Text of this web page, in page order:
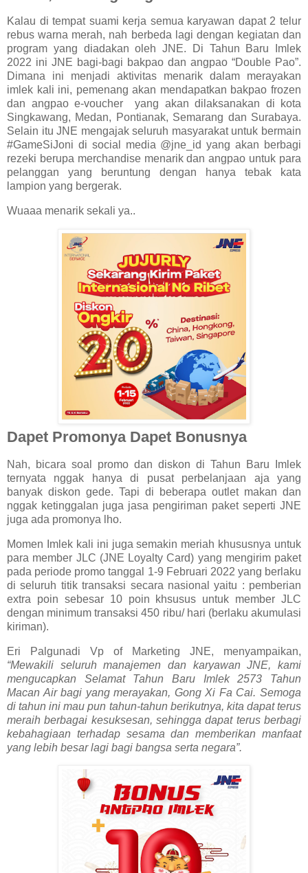
Kalau di tempat suami kerja semua karyawan dapat 2 telur
rebus warna merah, nah berbeda lagi dengan kegiatan dan
program yang diadakan oleh JNE. Di Tahun Baru Imlek
2022 ini JNE bagi-bagi bakpao dan angpao “Double Pao”.
Dimana ini menjadi aktivitas menarik dalam merayakan
imlek kali ini, pemenang akan mendapatkan bakpao frozen
dan angpao e-voucher yang akan dilaksanakan di kota
Singkawang, Medan, Pontianak, Semarang dan Surabaya.
Selain itu JNE mengajak seluruh masyarakat untuk bermain
#GameSiJoni di social media @jne_id yang akan berbagi
rezeki berupa merchandise menarik dan angpao untuk para
pelanggan yang beruntung dengan hanya tebak kata
lampion yang bergerak.
Wuaaa menarik sekali ya..
Dapet Promonya Dapet Bonusnya
Nah, bicara soal promo dan diskon di Tahun Baru Imlek
ternyata nggak hanya di pusat perbelanjaan aja yang
banyak diskon gede. Tapi di beberapa outlet makan dan
nggak ketinggalan juga jasa pengiriman paket seperti JNE
juga ada promonya lho.
Momen Imlek kali ini juga semakin meriah khususnya untuk
para member JLC (JNE Loyalty Card) yang mengirim paket
pada periode promo tanggal 1-9 Februari 2022 yang berlaku
di seluruh titik transaksi secara nasional yaitu : pemberian
extra poin sebesar 10 poin khsusus untuk member JLC
dengan minimum transaksi 450 ribu/ hari (berlaku akumulasi
kiriman).
Eri Palgunadi Vp of Marketing JNE, menyampaikan,
“Mewakili seluruh manajemen dan karyawan JNE, kami
mengucapkan Selamat Tahun Baru Imlek 2573 Tahun
Macan Air bagi yang merayakan, Gong Xi Fa Cai. Semoga
di tahun ini mau pun tahun-tahun berikutnya, kita dapat terus
meraih berbagai kesuksesan, sehingga dapat terus berbagi
kebahagiaan terhadap sesama dan memberikan manfaat
yang lebih besar lagi bagi bangsa serta negara”.